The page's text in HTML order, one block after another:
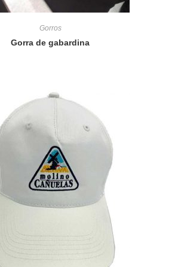
Gorros
Gorra de gabardina